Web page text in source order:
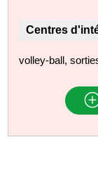
Centres
volley-ball,